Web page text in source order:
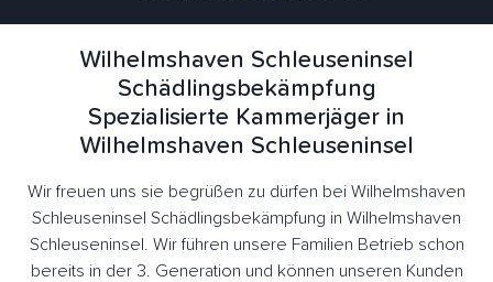
Wilhelmshaven Schleuseninsel
Schädlingsbekämpfung
Spezialisierte Kammerjäger in
Wilhelmshaven Schleuseninsel
Wir freuen uns sie begrüßen zu dürfen bei Wilhelmshaven
Schleuseninsel Schädlingsbekämpfung in Wilhelmshaven
Schleuseninsel. Wir führen unsere Familien Betrieb schon
bereits in der 3. Generation und können unseren Kunden